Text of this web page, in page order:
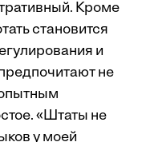
Кроме
становится
и
не
«Штаты не
у моей